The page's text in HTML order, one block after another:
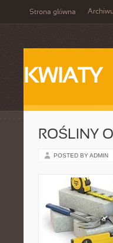
Strona główna
KWIATY
ROŚLINY
POSTED BY ADMIN